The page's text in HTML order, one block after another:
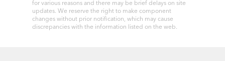
for various reasons and there may be brief delays on site
updates. We reserve the right to make component
changes without prior notification, which may cause
discrepancies with the information listed on the web.